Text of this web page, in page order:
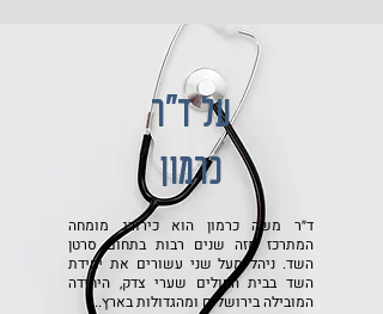
על ד״ר
כרמון
ד״ר משה כרמון הוא כירורג מומחה
המתרכז מזה שנים רבות בתחום סרטן
השד. ניהל מעל שני עשורים את יחידת
השד בבית החולים שערי צדק, היחידה
המובילה בירושלים ומהגדולות בארץ...